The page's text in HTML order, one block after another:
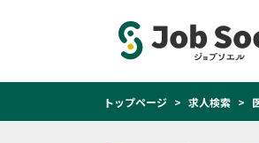
トップページ 求人検索